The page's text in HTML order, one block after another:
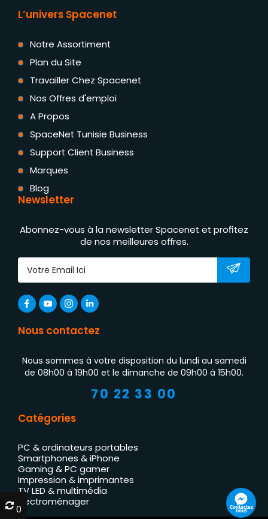
L’univers Spacenet
Notre Assortiment
Plan du Site
Travailler Chez Spacenet
Nos Offres d'emploi
A Propos
SpaceNet Tunisie Business
Support Client Business
Marques
Blog
Newsletter
Abonnez-vous à la newsletter Spacenet et profitez
de nos meilleures offres.
Nous contactez
Nous sommes à votre disposition du lundi au samedi
de 08h00 à 19h00 et le dimanche de 09h00 à 15h00.
70 22 33 00
Catégories
PC & ordinateurs portables
Smartphones & iPhone
Gaming & PC gamer
Impression & imprimantes
TV LED & multimédia
Électroménager
Contactez
nous
0
0